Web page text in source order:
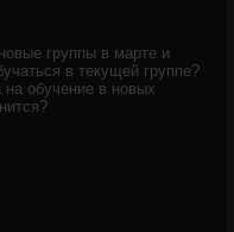
группы в марте и
в текущей группе?
на обучение в новых